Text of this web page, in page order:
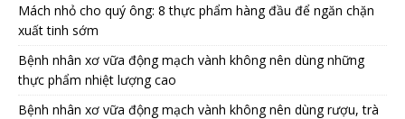
Mách nhỏ cho quý ông: 8 thực phẩm hàng đầu để ngăn chặn
xuất tinh sớm
Bệnh nhân xơ vữa động mạch vành không nên dùng những
thực phẩm nhiệt lượng cao
Bệnh nhân xơ vữa động mạch vành không nên dùng rượu, trà